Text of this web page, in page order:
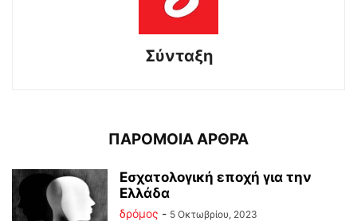
Σύνταξη
ΠΑΡΟΜΟΙΑ ΑΡΘΡΑ
Εσχατολογική εποχή για την
Ελλάδα
δρόμος - 5 Οκτωβρίου, 2023